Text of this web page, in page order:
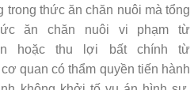
trong thức ăn chăn nuôi mà tổng
ăn chăn nuôi vi phạm từ
hoặc thu lợi bất chính từ
quan có thẩm quyền tiến hành